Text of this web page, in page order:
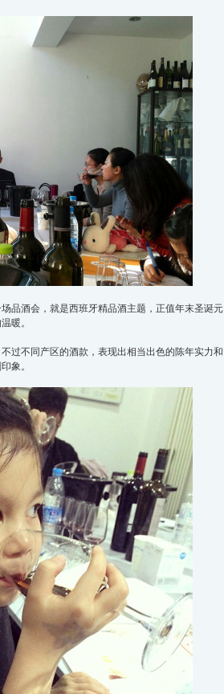
品酒会，就是西班牙精品酒主题，正值年末圣诞元
暖。
过不同产区的酒款，表现出相当出色的陈年实力和
象。